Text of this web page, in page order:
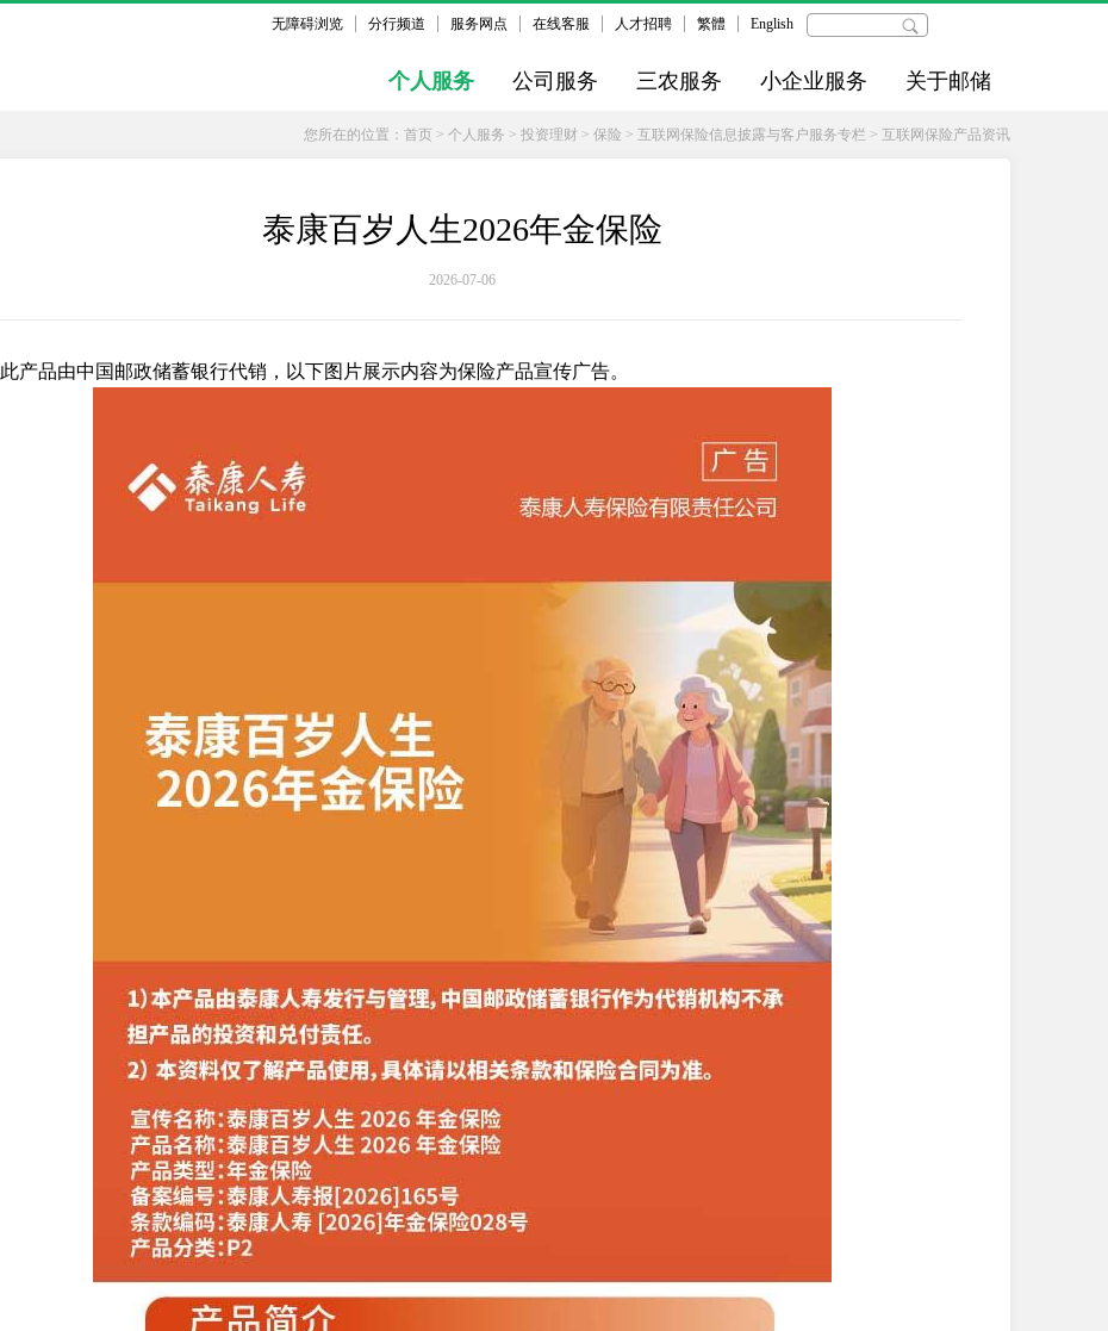
无障碍浏览 分行频道 服务网点 在线客服 人才招聘 繁體 English
个人服务 公司服务 三农服务 小企业服务 关于邮储
您所在的位置： 首页 > 个人服务 > 投资理财 > 保险 > 互联网保险信息披露与客户服务专栏 > 互联网保险产品资讯
泰康百岁人生2026年金保险
2026-07-06
此产品由中国邮政储蓄银行代销，以下图片展示内容为保险产品宣传广告。